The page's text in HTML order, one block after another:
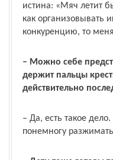
истина: «Мяч летит
как организовывать
конкуренцию, то меня
– Можно себе
держит пальцы
действительно
– Да, есть такое
понемногу